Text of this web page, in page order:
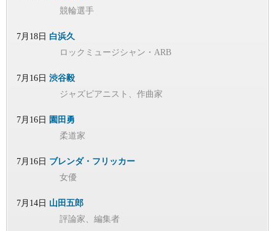
競輪選手
7月18日 白浜久
ロックミュージシャン・ARB
7月16日 渋谷毅
ジャズピアニスト、作曲家
7月16日 園田勇
柔道家
7月16日 ブレンダ・フリッカー
女優
7月14日 山田五郎
評論家、編集者